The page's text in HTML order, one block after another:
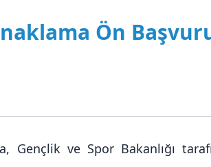
Ön
Gençlik ve Spor Bakanlığı